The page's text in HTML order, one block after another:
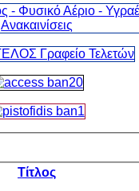
Τίτλος